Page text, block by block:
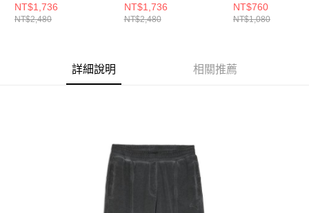
套 63527480
NT$1,736
NT$2,480
套 63527444
NT$1,736
NT$2,480
袖T恤 63527102
NT$760
NT$1,080
詳細說明 相關推薦